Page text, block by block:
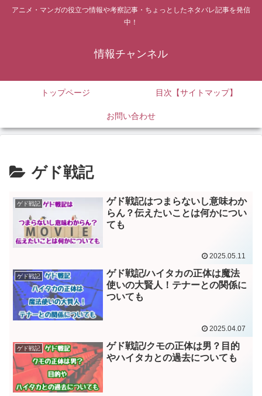
アニメ・マンガの役立つ情報や考察記事・ちょっとしたネタバレ記事を発信
中！
情報チャンネル
トップページ 目次【サイトマップ】
お問い合わせ
ゲド戦記
ゲド戦記
ゲド戦記はつまらないし意味わか
らん？伝えたいことは何かについ
ても
2025.05.11
ゲド戦記
ゲド戦記/ハイタカの正体は魔法
使いの大賢人！テナーとの関係に
ついても
2025.04.07
ゲド戦記
ゲド戦記/クモの正体は男？目的
やハイタカとの過去についても